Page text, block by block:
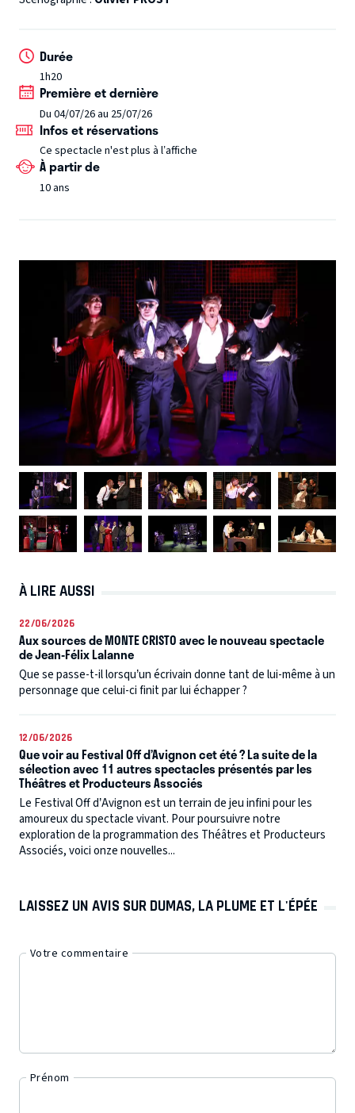
Durée
1h20
Première et dernière
Du 04/07/26 au 25/07/26
Infos et réservations
Ce spectacle n'est plus à l’affiche
À partir de
10 ans
À LIRE AUSSI
22/06/2026
Aux sources de MONTE CRISTO avec le nouveau spectacle
de Jean-Félix Lalanne
Que se passe-t-il lorsqu’un écrivain donne tant de lui-même à un
personnage que celui-ci finit par lui échapper ?
12/06/2026
Que voir au Festival Off d’Avignon cet été ? La suite de la
sélection avec 11 autres spectacles présentés par les
Théâtres et Producteurs Associés
Le Festival Off d’Avignon est un terrain de jeu infini pour les
amoureux du spectacle vivant. Pour poursuivre notre
exploration de la programmation des Théâtres et Producteurs
Associés, voici onze nouvelles...
LAISSEZ UN AVIS SUR DUMAS, LA PLUME ET L'ÉPÉE
Votre commentaire
Prénom